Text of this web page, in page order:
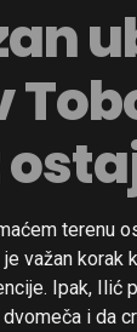
terenu
važan korak
Ipak, Ilić
dvomeča i da